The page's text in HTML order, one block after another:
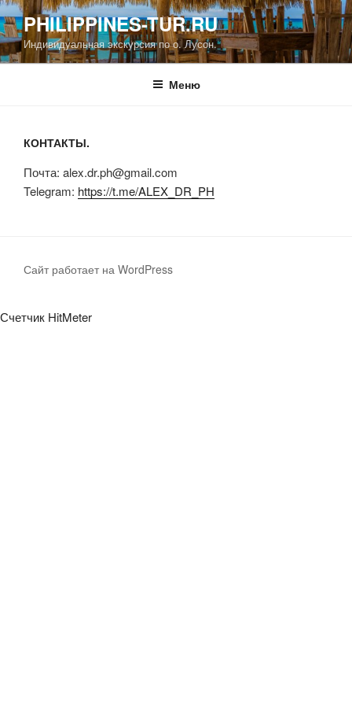
Перейти
к
содержимому
PHILIPPINES-TUR.RU
Индивидуальная экскурсия по о. Лусон.
Меню
КОНТАКТЫ.
Почта: alex.dr.ph@gmail.com
Telegram: https://t.me/ALEX_DR_PH
Сайт работает на WordPress
Счетчик HitMeter